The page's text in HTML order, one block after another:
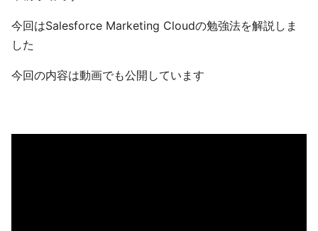
今回はSalesforce Marketing Cloudの勉強法を解説しま
した
今回の内容は動画でも公開しています